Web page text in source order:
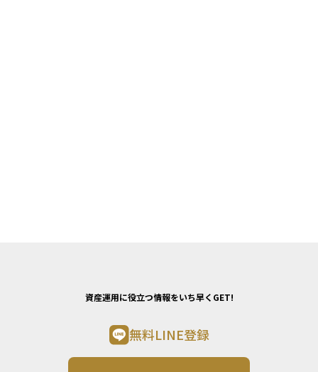
資産運用に役立つ情報をいち早くGET!
無料LINE登録